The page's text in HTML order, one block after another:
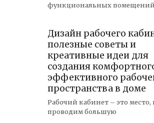
функциональных помещений
Дизайн рабочего
полезные советы и
креативные идеи для
создания
эффективного
пространства в доме
Рабочий кабинет – это место,
проводим большую